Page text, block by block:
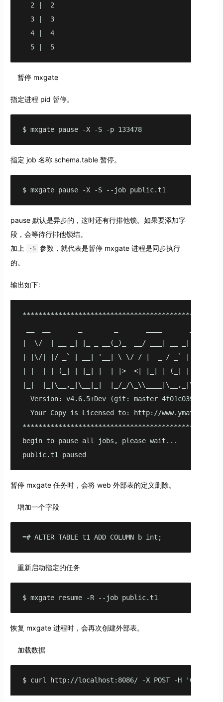
  2 |  2
  3 |  3
  4 |  4
  5 |  5
暂停 mxgate
指定进程 pid 暂停。
$ mxgate pause -X -S -p 133478
指定 job 名称 schema.table 暂停。
$ mxgate pause -X -S --job public.t1
pause 默认是异步的，这时还有行排他锁。如果要添加字
段，会等待行排他锁结。
加上
-S
参数，就代表是暂停 mxgate 进程是同步执行
的。
输出如下:
|  \/  | __ _| |_ _ __(_)_  __/ ___| __ _| |_ ___
| |\/| |/ _` | __| '__| \ \/ / |  _ / _` | __/ _ \
| |  | | (_| | |_| |  | |>  <| |_| | (_| | ||  __/
|_|  |_|\__,_|\__|_|  |_/_/\_\\____|\__,_|\__\___|
  Version: v4.6.5+Dev (git: master 4f01c039)
  Your Copy is Licensed to: http://www.ymatrix.cn
begin to pause all jobs, please wait...
public.t1 paused
暂停 mxgate 任务时，会将 web 外部表的定义删除。
增加一个字段
=# ALTER TABLE t1 ADD COLUMN b int;
重新启动指定的任务
$ mxgate resume -R --job public.t1
恢复 mxgate 进程时，会再次创建外部表。
加载数据
$ curl http://localhost:8086/ -X POST -H